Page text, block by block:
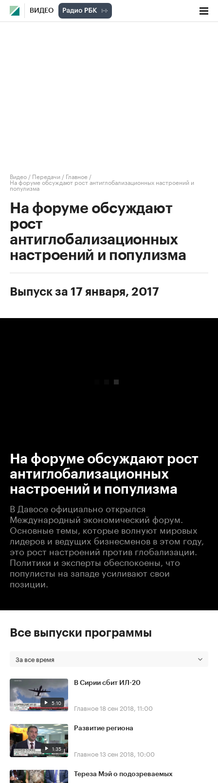
ВИДЕО
Видео / Передачи / Главное /
На форуме обсуждают рост антиглобализационных настроений и
популизма
На форуме обсуждают
рост
антиглобализационных
настроений и популизма
Выпуск за 17 января, 2017
На форуме обсуждают рост
антиглобализационных
настроений и популизма
В Давосе официально открылся
Международный экономический форум.
Основные темы, которые волнуют мировых
лидеров и ведущих бизнесменов в этом году,
это рост настроений против глобализации.
Политики и эксперты обеспокоены, что
популисты на западе усиливают свои
позиции.
Все выпуски программы
За все время
5:10
В Сирии сбит ИЛ-20
Главное18 сен 2018, 11:00
1:35
Развитие региона
Главное13 сен 2018, 10:00
Тереза Мэй о подозреваемых